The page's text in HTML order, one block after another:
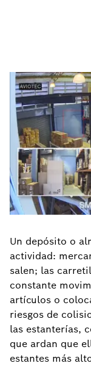
Un depósito o
actividad:
salen; las
constante
artículos o
riesgos de
las estanterías,
que ardan que
estantes más